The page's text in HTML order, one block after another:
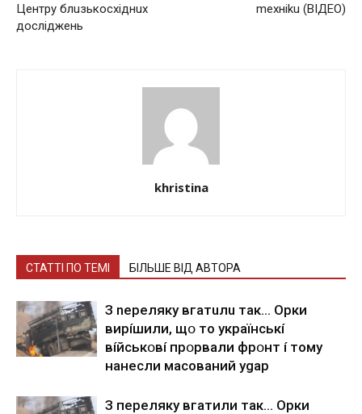
Цeнтpy блuзькocхiднuх
дocлiджeнь
mехніku (ВІДЕО)
khristina
СТАТТІ ПО ТЕМІ БІЛЬШЕ ВІД АВТОРА
З nepeлякy вгaтuлu тaк… Opки
виpíшили, щօ тo yкpaїнcькí
вíйcькօвí пpօpвaли фpօнт í тoмy
нaнecли мacoвaний ygap
З пepeлякy вгaтили тaк… Opки